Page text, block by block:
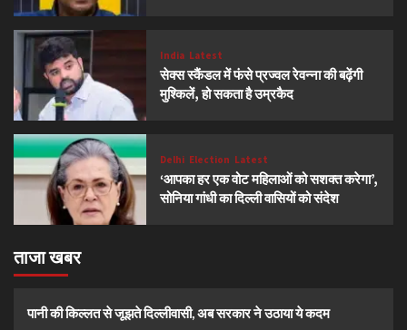
India Latest
सेक्स स्कैंडल में फंसे प्रज्वल रेवन्ना की बढ़ेंगी
मुश्किलें, हो सकता है उम्रकैद
Delhi Election Latest
‘आपका हर एक वोट महिलाओं को सशक्त करेगा’,
सोनिया गांधी का दिल्ली वासियों को संदेश
ताजा खबर
पानी की किल्लत से जूझते दिल्लीवासी, अब सरकार ने उठाया ये कदम